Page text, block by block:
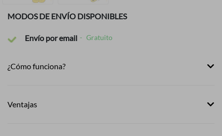
MODOS DE ENVÍO DISPONIBLES
Envío por email Gratuito
¿Cómo funciona?
Ventajas